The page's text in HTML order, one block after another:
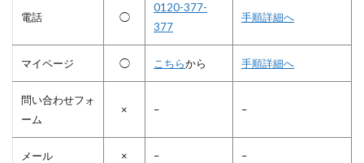
電話 ◯
0120-377-
377
手順詳細へ
マイページ ◯ こちらから 手順詳細へ
問い合わせフォ
ーム
× – –
メール × – –